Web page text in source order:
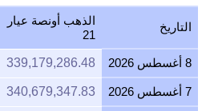
التاريخ
الذهب أونصة عيار
21
8 أغسطس 2026 339,179,286.48
7 أغسطس 2026 340,679,347.83